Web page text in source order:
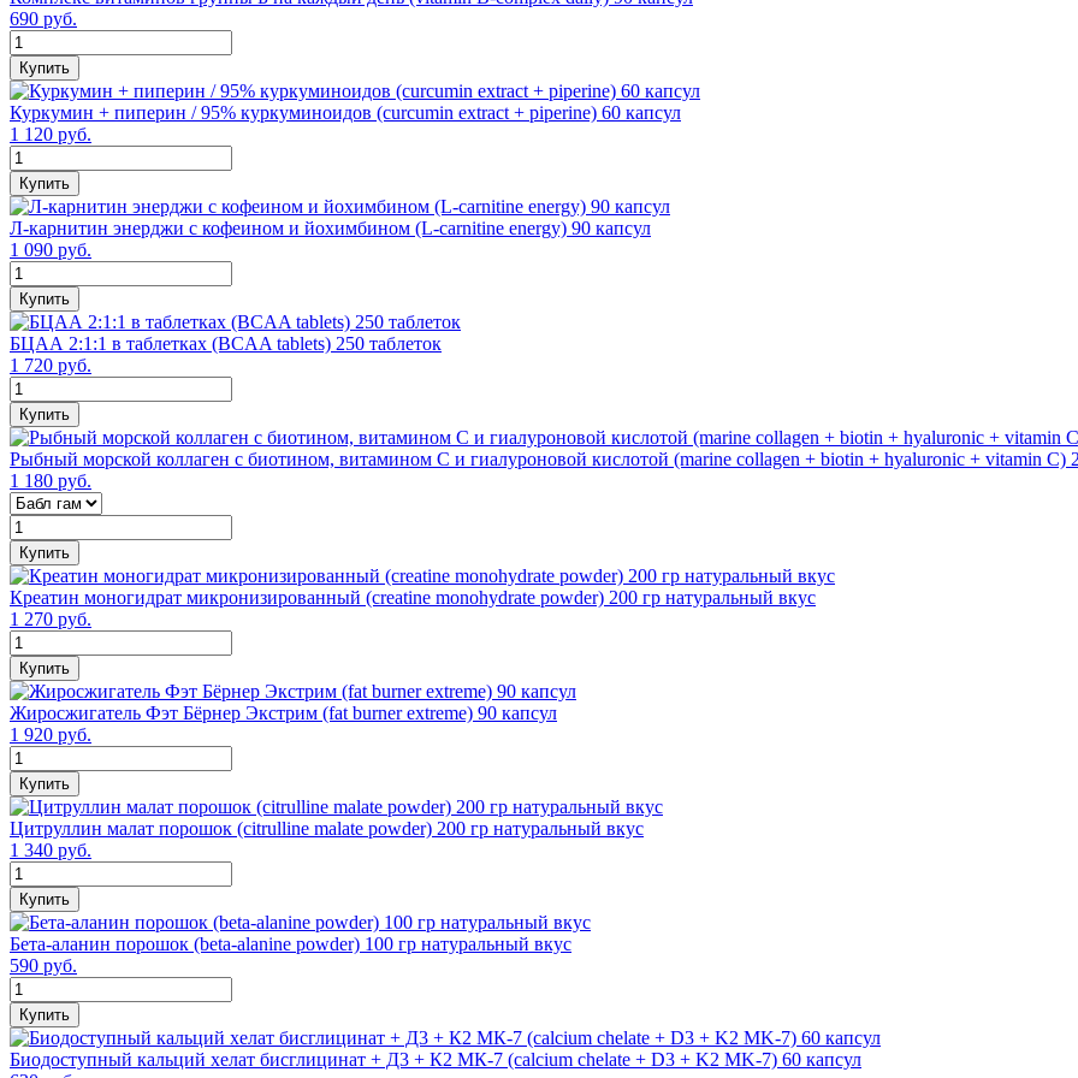
690 руб.
Купить
Куркумин + пиперин / 95% куркуминоидов (curcumin extract + piperine) 60 капсул
1 120 руб.
Купить
Л-карнитин энерджи с кофеином и йохимбином (L-carnitine energy) 90 капсул
1 090 руб.
Купить
БЦАА 2:1:1 в таблетках (BCAA tablets) 250 таблеток
1 720 руб.
Купить
Рыбный морской коллаген с биотином, витамином С и гиалуроновой кислотой (marine collagen + biotin + hyaluronic + vitamin C)
1 180 руб.
Купить
Креатин моногидрат микронизированный (creatine monohydrate powder) 200 гр натуральный вкус
1 270 руб.
Купить
Жиросжигатель Фэт Бёрнер Экстрим (fat burner extreme) 90 капсул
1 920 руб.
Купить
Цитруллин малат порошок (citrulline malate powder) 200 гр натуральный вкус
1 340 руб.
Купить
Бета-аланин порошок (beta-alanine powder) 100 гр натуральный вкус
590 руб.
Купить
Биодоступный кальций хелат бисглицинат + Д3 + К2 МК-7 (calcium chelate + D3 + K2 MK-7) 60 капсул